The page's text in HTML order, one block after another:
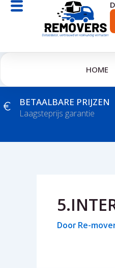
HOME
BETAALBARE PRIJZEN
Laagsteprijs garantie
Door Re-